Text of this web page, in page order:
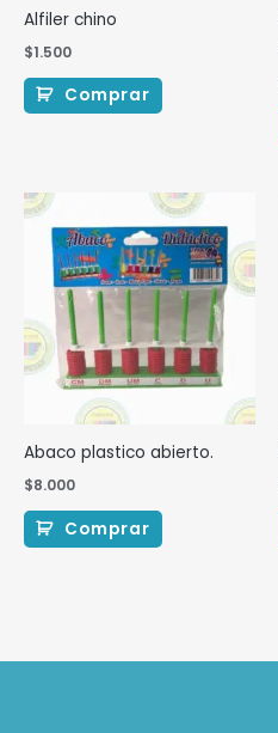
Alfiler chino
$1.500
Comprar
Abaco plastico abierto.
$8.000
Comprar